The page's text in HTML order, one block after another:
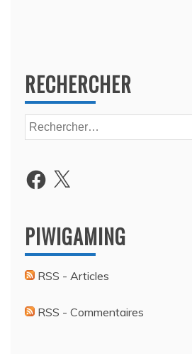
RECHERCHER
Rechercher :
Facebook
X
PIWIGAMING
RSS - Articles
RSS - Commentaires